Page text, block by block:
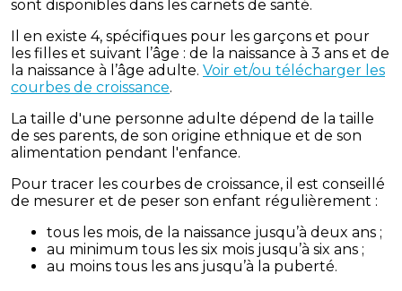
sont disponibles dans les carnets de santé.
Il en existe 4, spécifiques pour les garçons et pour
les filles et suivant l’âge : de la naissance à 3 ans et de
la naissance à l’âge adulte. Voir et/ou télécharger les
courbes de croissance.
La taille d'une personne adulte dépend de la taille
de ses parents, de son origine ethnique et de son
alimentation pendant l'enfance.
Pour tracer les courbes de croissance, il est conseillé
de mesurer et de peser son enfant régulièrement :
tous les mois, de la naissance jusqu’à deux ans ;
au minimum tous les six mois jusqu’à six ans ;
au moins tous les ans jusqu’à la puberté.